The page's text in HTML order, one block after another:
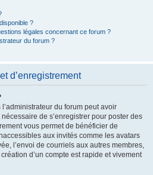
?
légales concernant ce forum ?
du forum ?
d’enregistrement
du forum peut avoir
de s’enregistrer pour poster des
vous permet de bénéficier de
aux invités comme les avatars
l’envoi de courriels aux autres membres,
d’un compte est rapide et vivement